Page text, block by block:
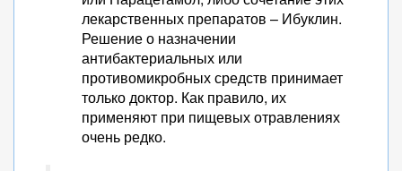
лекарственных препаратов – Ибуклин.
Решение о назначении
антибактериальных или
противомикробных средств принимает
только доктор. Как правило, их
применяют при пищевых отравлениях
очень редко.